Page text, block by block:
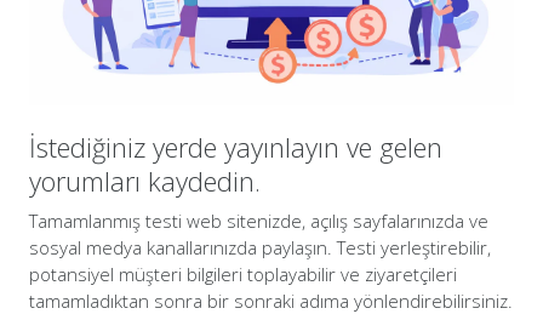
İstediğiniz yerde yayınlayın ve gelen
yorumları kaydedin.
Tamamlanmış testi web sitenizde, açılış sayfalarınızda ve
sosyal medya kanallarınızda paylaşın. Testi yerleştirebilir,
potansiyel müşteri bilgileri toplayabilir ve ziyaretçileri
tamamladıktan sonra bir sonraki adıma yönlendirebilirsiniz.